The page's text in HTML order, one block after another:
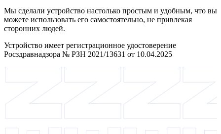
Мы сделали устройство настолько простым и удобным, что вы
можете использовать его самостоятельно, не привлекая
сторонних людей.
Устройство имеет регистрационное удостоверение
Росздравнадзора № РЗН 2021/13631 от 10.04.2025